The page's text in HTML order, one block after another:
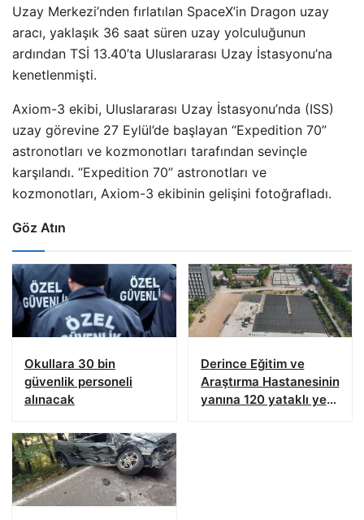
Uzay Merkezi’nden fırlatılan SpaceX’in Dragon uzay
aracı, yaklaşık 36 saat süren uzay yolculuğunun
ardından TSİ 13.40’ta Uluslararası Uzay İstasyonu’na
kenetlenmişti.
Axiom-3 ekibi, Uluslararası Uzay İstasyonu’nda (ISS)
uzay görevine 27 Eylül’de başlayan “Expedition 70”
astronotları ve kozmonotları tarafından sevinçle
karşılandı. “Expedition 70” astronotları ve
kozmonotları, Axiom-3 ekibinin gelişini fotoğrafladı.
Göz Atın
Okullara 30 bin
güvenlik personeli
alınacak
Derince Eğitim ve
Araştırma Hastanesinin
yanına 120 yataklı yeni